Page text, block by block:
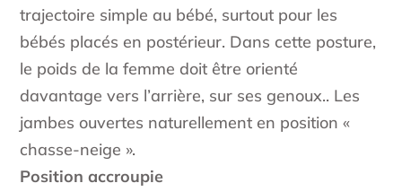
trajectoire simple au bébé, surtout pour les
bébés placés en postérieur. Dans cette posture,
le poids de la femme doit être orienté
davantage vers l’arrière, sur ses genoux.. Les
jambes ouvertes naturellement en position «
chasse-neige ».
Position accroupie